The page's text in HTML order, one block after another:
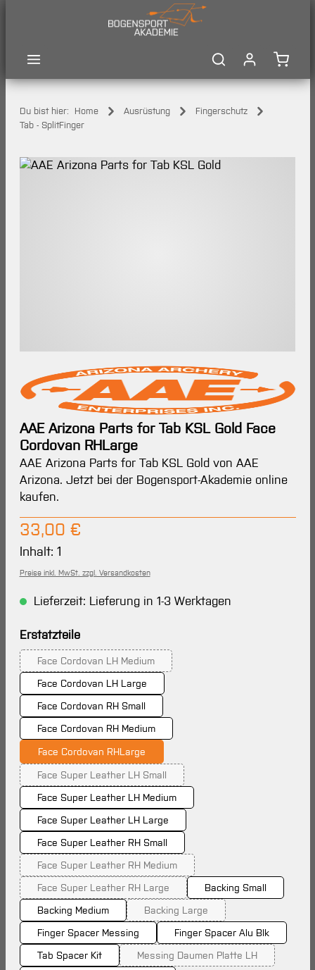
Du bist hier: Home Ausrüstung
Fingerschutz
Tab - SplitFinger
Bildergalerie überspringen
AAE Arizona Parts for Tab KSL Gold Face
Cordovan RHLarge
AAE Arizona Parts for Tab KSL Gold von AAE
Arizona. Jetzt bei der Bogensport-Akademie online
kaufen.
Regulärer Preis:
33,00 €
Inhalt: 1
Preise inkl. MwSt. zzgl. Versandkosten
Lieferzeit: Lieferung in 1-3 Werktagen
Erstatzteileauswählen
Face Cordovan LH Medium
(Diese Option ist zurzeit nicht verfügbar.)
Face Cordovan LH Large
Face Cordovan RH Small
Face Cordovan RH Medium
Face Cordovan RHLarge
Face Super Leather LH Small
(Diese Option ist zurzeit nicht verfügbar.)
Face Super Leather LH Medium
Face Super Leather LH Large
Face Super Leather RH Small
Face Super Leather RH Medium
(Diese Option ist zurzeit nicht verfügbar.)
Face Super Leather RH Large
(Diese Option ist zurzeit nicht verfügbar.)
Backing Small
Backing Medium
Backing Large
(Diese Option ist zurzeit nicht
Finger Spacer Messing
Finger Spacer Alu Blk
Tab Spacer Kit
Messing Daumen Platte LH
(Diese Option ist zurzeit